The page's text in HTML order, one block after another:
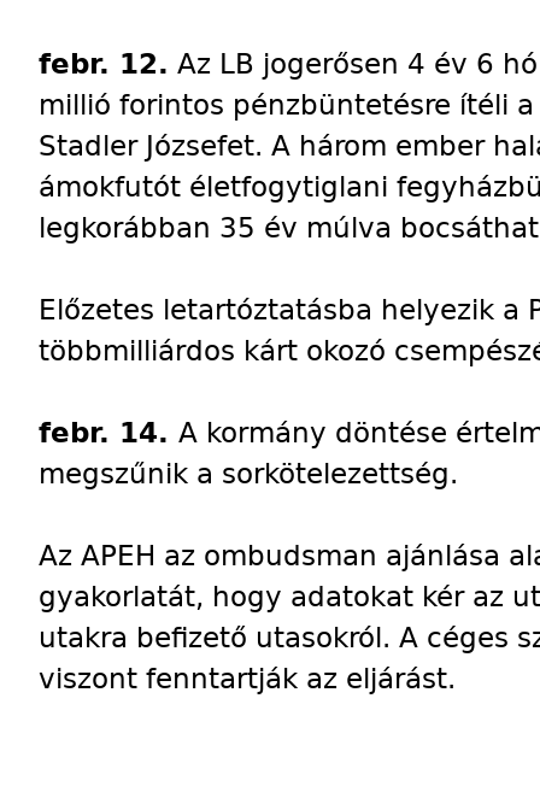
febr. 12. Az LB jogerősen 4 év 6
millió forintos pénzbüntetésre ítéli
Stadler Józsefet. A három ember
ámokfutót életfogytiglani
legkorábban 35 év múlva
Előzetes letartóztatásba helyezik a
többmilliárdos kárt okozó
febr. 14. A kormány döntése
megszűnik a sorkötelezettség.
Az APEH az ombudsman ajánlása
gyakorlatát, hogy adatokat kér az
utakra befizető utasokról. A céges
viszont fenntartják az eljárást.